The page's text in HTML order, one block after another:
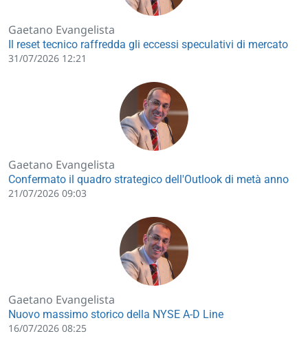
Gaetano Evangelista
Il reset tecnico raffredda gli eccessi speculativi di mercato
31/07/2026 12:21
Gaetano Evangelista
Confermato il quadro strategico dell'Outlook di metà anno
21/07/2026 09:03
Gaetano Evangelista
Nuovo massimo storico della NYSE A-D Line
16/07/2026 08:25